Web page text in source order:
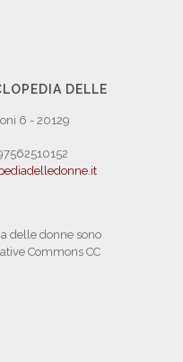
DELLE
6 - 20129
delle donne sono
Commons CC